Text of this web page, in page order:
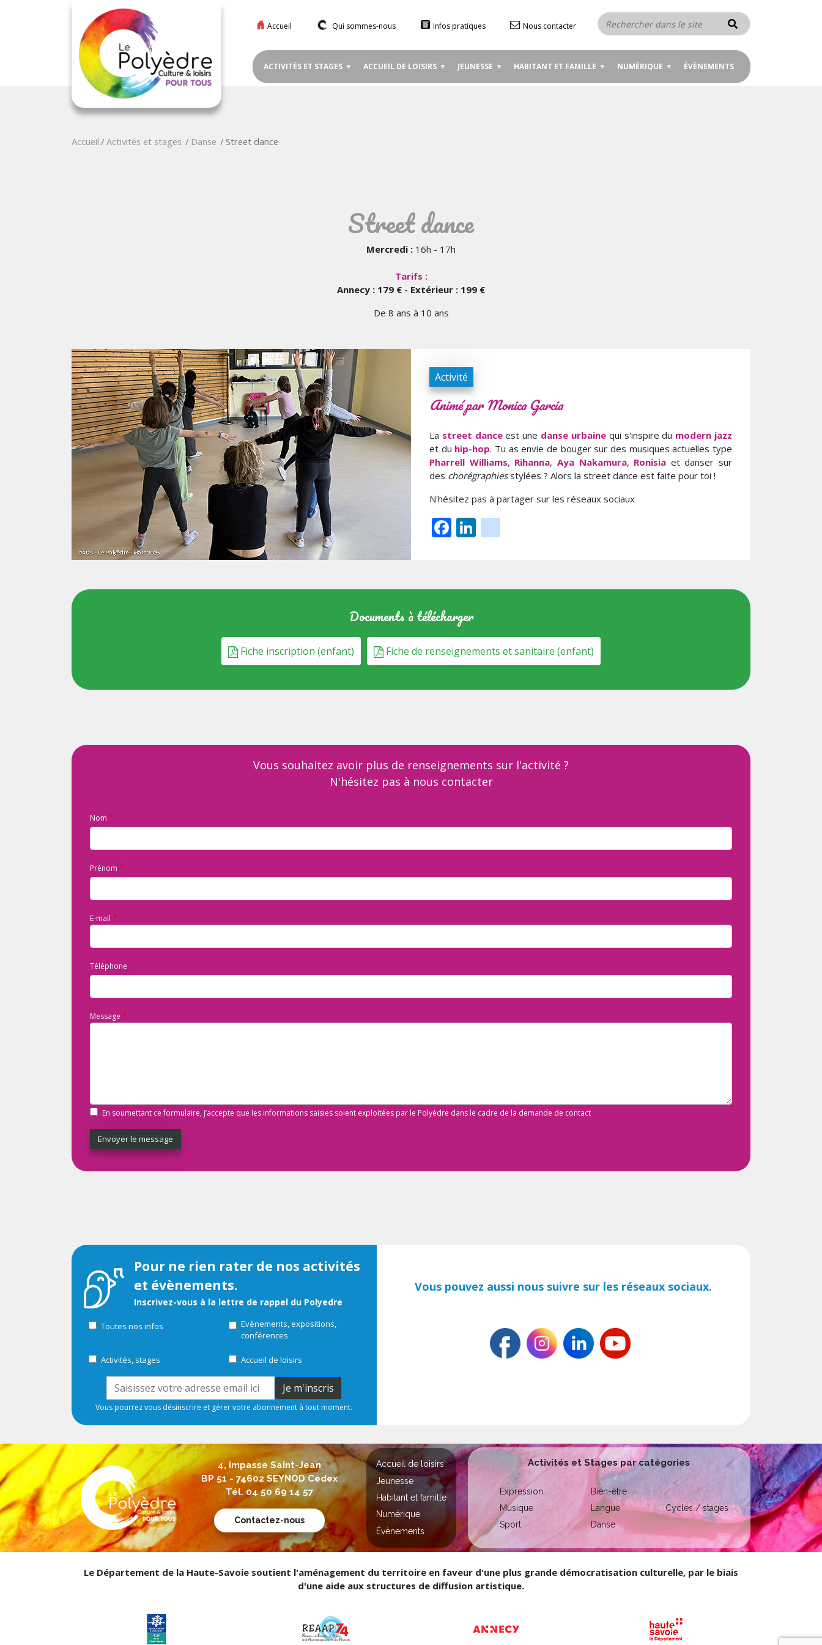
au
principal
Accueil Qui sommes-nous Infos pratiques Nous contacter Rechercher
ACTIVITÉS ET STAGES ACCUEIL DE LOISIRS JEUNESSE HABITANT ET FAMILLE NUMÉRIQUE ÉVÈNEMENTS
Accueil Activités et stages Danse Street dance
Street dance
Mercredi : 16h - 17h
Tarifs :
Annecy : 179 € - Extérieur : 199 €
De 8 ans à 10 ans
Activité
Animé par Monica Garcia
La street danceest une danse urbainequi s'inspire du modern jazz
et du hip-hop. Tu as envie de bouger sur des musiques actuelles type
Pharrell Williams, Rihanna, Aya Nakamura, Ronisia et danser sur
des chorégraphiesstylées ? Alors la street dance est faite pour toi !
N'hésitez pas à partager sur les réseaux sociaux
Facebook
LinkedIn
Documents à télécharger
Fiche inscription (enfant) Fiche de renseignements et sanitaire (enfant)
Vous souhaitez avoir plus de renseignements sur l'activité ?
N'hésitez pas à nous contacter
Nom
Prénom
E-mail
Téléphone
Message
En soumettant ce formulaire, j’accepte que les informations saisies soient exploitées par le Polyèdre dans le cadre de la demande de contact
Envoyer le message
Pour ne rien rater de nos activités
et évènements.
Inscrivez-vous à la lettre de rappel du Polyedre
Toutes nos infos
Evènements, expositions,
conférences
Activités, stages Accueil de loisirs
Je m'inscris
Vous pourrez vous désinscrire et gérer votre abonnement à tout moment.
Vous pouvez aussi nous suivre sur les réseaux sociaux.
4, impasse Saint-Jean
BP 51 - 74602 SEYNOD Cedex
Tél. 04 50 69 14 57
Contactez-nous
Accueil de loisirs
Jeunesse
Habitant et famille
Numérique
Évènements
Activités et Stages par catégories
Expression
Musique
Sport
Bien-être
Langue
Danse
Cycles / stages
Le Département de la Haute-Savoie soutient l'aménagement du territoire en faveur d'une plus grande démocratisation culturelle, par le biais
d'une aide aux structures de diffusion artistique.